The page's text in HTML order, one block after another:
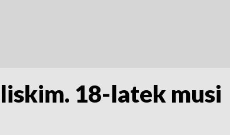
18-latek musi